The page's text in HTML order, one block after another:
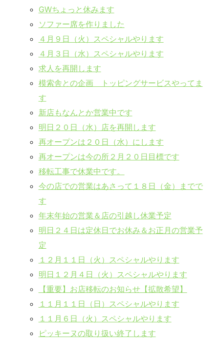
GWちょっと休みます
ソファー席を作りました
４月９日（火）スペシャルやります
４月３日（水）スペシャルやります
求人を再開します
模索舎との企画 トッピングサービスやってま
す
新店もなんとか営業中です
明日２０日（水）店を再開します
再オープンは２０日（水）にします
再オープンは今の所２月２０日目標です
移転工事で休業中です。
今の店での営業はあさって１８日（金）までで
す
年末年始の営業＆店の引越し休業予定
明日２４日は定休日でお休み＆お正月の営業予
定
１２月１１日（火）スペシャルやります
明日１２月４日（火）スペシャルやります
【重要】お店移転のお知らせ【拡散希望】
１１月１１日（日）スペシャルやります
１１月６日（火）スペシャルやります
ピッキーヌの取り扱い終了します